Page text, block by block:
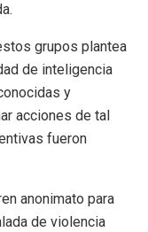
grupos plantea
de inteligencia
y
acciones de tal
fueron
anonimato para
de violencia